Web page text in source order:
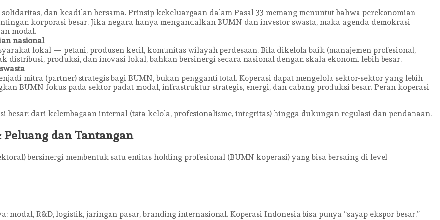
dan keadilan bersama. Prinsip kekeluargaan dalam Pasal 33 memang menuntut bahwa perekonomian
korporasi besar. Jika negara hanya mengandalkan BUMN dan investor swasta, maka agenda demokrasi
modal.
nasional
lokal — petani, produsen kecil, komunitas wilayah perdesaan. Bila dikelola baik (manajemen profesional,
distribusi, produksi, dan inovasi lokal, bahkan bersinergi secara nasional dengan skala ekonomi lebih besar.
mitra (partner) strategis bagi BUMN, bukan pengganti total. Koperasi dapat mengelola sektor-sektor yang lebih
BUMN fokus pada sektor padat modal, infrastruktur strategis, energi, dan cabang produksi besar. Peran koperasi
besar: dari kelembagaan internal (tata kelola, profesionalisme, integritas) hingga dukungan regulasi dan pendanaan.
Peluang dan Tantangan
bersinergi membentuk satu entitas holding profesional (BUMN koperasi) yang bisa bersaing di level
modal, R&D, logistik, jaringan pasar, branding internasional. Koperasi Indonesia bisa punya “sayap ekspor besar.”